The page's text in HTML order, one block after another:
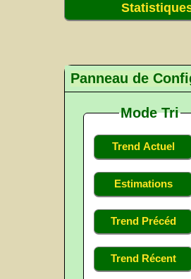
Panneau de
Mode Tri
Trend Actuel
Estimations
Trend Précéd
Trend Récent